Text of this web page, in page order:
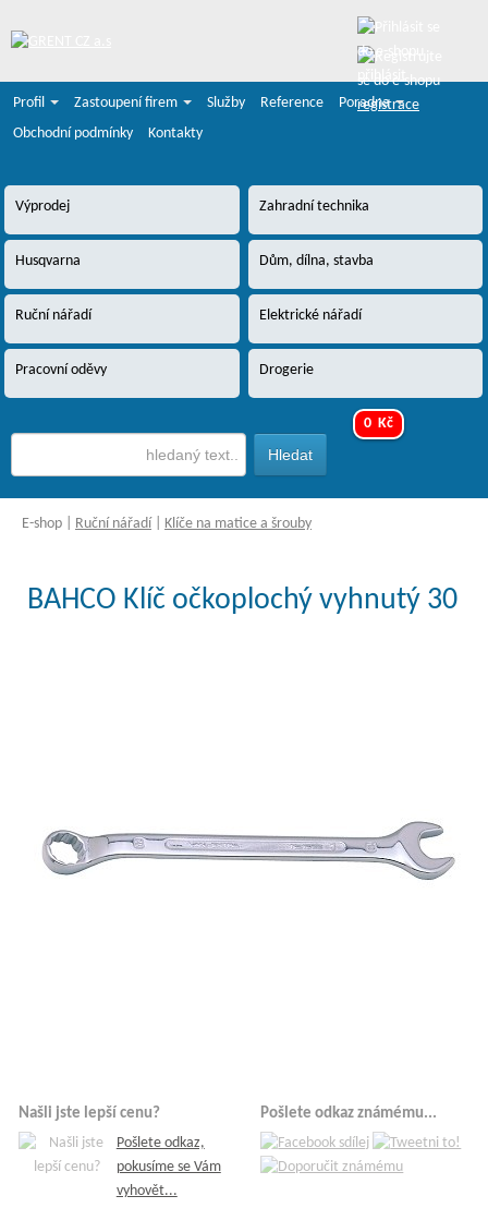
registrace
Profil
Zastoupení firem Služby Reference
Poradna
Obchodní podmínky
Kontakty
Výprodej Zahradní technika
Husqvarna Dům, dílna, stavba
Ruční nářadí Elektrické nářadí
Pracovní oděvy Drogerie
0 Kč
E-shop Ruční nářadí Klíče na matice a šrouby
BAHCO Klíč očkoplochý vyhnutý 30
Našli jste lepší cenu?
Pošlete odkaz,
pokusíme se Vám
vyhovět...
Pošlete odkaz známému...